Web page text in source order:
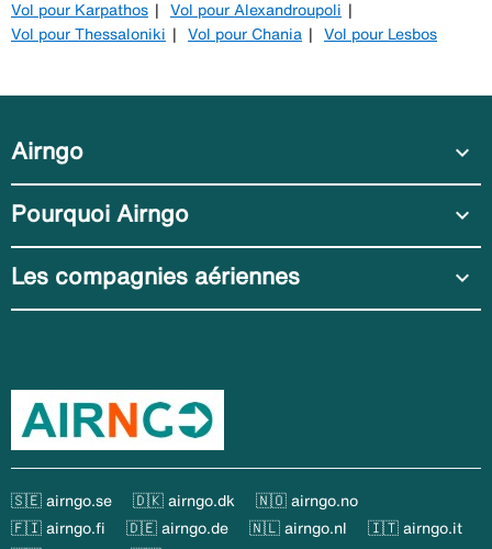
Vol pour Karpathos
Vol pour Alexandroupoli
Vol pour Thessaloniki
Vol pour Chania Vol pour Lesbos
Airngo expand_more
Pourquoi Airngo expand_more
Les compagnies aériennes expand_more
🇸🇪 airngo.se 🇩🇰 airngo.dk
🇳🇴 airngo.no
🇫🇮 airngo.fi
🇩🇪 airngo.de 🇳🇱 airngo.nl
🇮🇹 airngo.it